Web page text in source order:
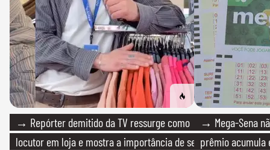
→ Repórter demitido da TV ressurge como
locutor em loja e mostra a importância de ser
→ Mega-Sena
prêmio acumula